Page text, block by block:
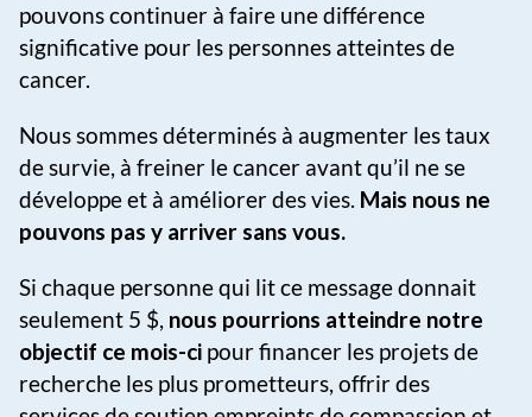
pouvons continuer à faire une différence
significative pour les personnes atteintes de
cancer.
Nous sommes déterminés à augmenter les taux
de survie, à freiner le cancer avant qu’il ne se
développe et à améliorer des vies. Mais nous ne
pouvons pas y arriver sans vous.
Si chaque personne qui lit ce message donnait
seulement 5 $, nous pourrions atteindre notre
objectif ce mois-ci pour financer les projets de
recherche les plus prometteurs, offrir des